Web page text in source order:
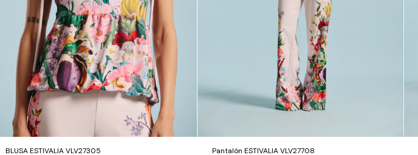
BLUSA ESTIVALIA VLV27305 Pantalón ESTIVALIA VLV27708